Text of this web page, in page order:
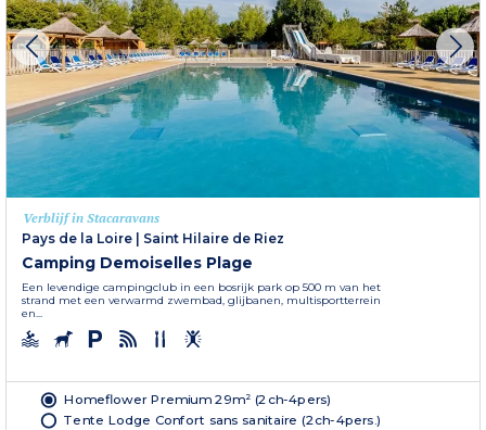
Verblijf in Stacaravans
Pays de la Loire | Saint Hilaire de Riez
Camping Demoiselles Plage
Een levendige campingclub in een bosrijk park op 500 m van het
strand met een verwarmd zwembad, glijbanen, multisportterrein
en...
Homeflower Premium 29m² (2ch-4pers)
Tente Lodge Confort sans sanitaire (2ch-4pers.)